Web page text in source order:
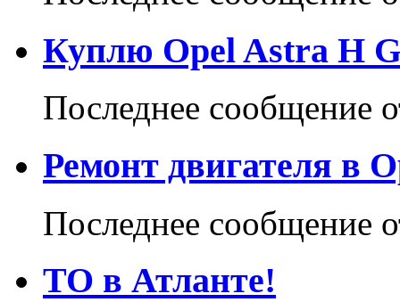
Куплю Opel Astra H
Последнее сообщение
Ремонт двигателя в
Последнее сообщение
ТО в Атланте!